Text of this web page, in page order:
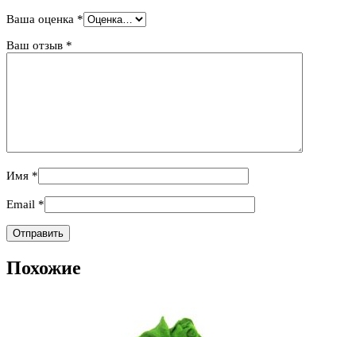
Ваша оценка *
Ваш отзыв *
Имя *
Email *
Похожие